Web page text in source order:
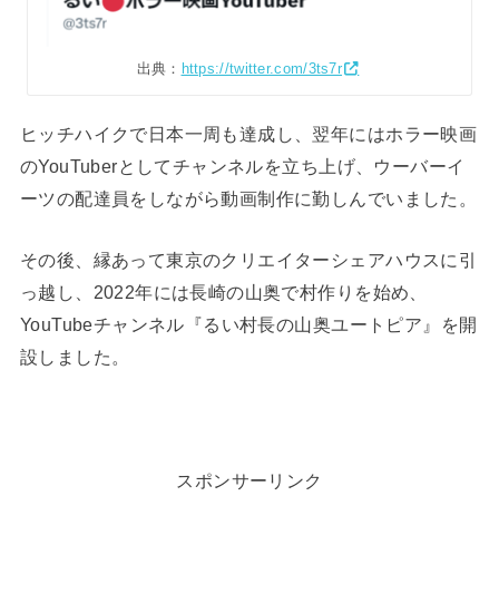
出典： https://twitter.com/3ts7r
ヒッチハイクで日本一周も達成し、翌年にはホラー映画
のYouTuberとしてチャンネルを立ち上げ、ウーバーイ
ーツの配達員をしながら動画制作に勤しんでいました。
その後、縁あって東京のクリエイターシェアハウスに引
っ越し、2022年には長崎の山奥で村作りを始め、
YouTubeチャンネル『るい村長の山奥ユートピア』を開
設しました。
スポンサーリンク